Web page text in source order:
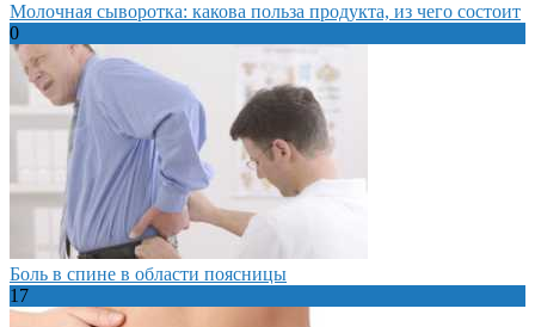
Молочная сыворотка: какова польза продукта, из чего состоит
0
Боль в спине в области поясницы
17